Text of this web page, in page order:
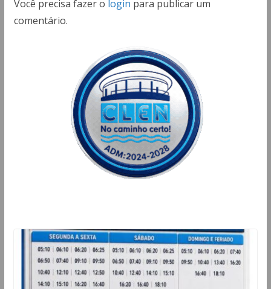
Você precisa fazer o login para publicar um
comentário.